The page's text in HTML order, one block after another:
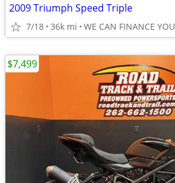
2009 Triumph Speed Triple
7/18 36k mi WE CAN FINANCE YOU
$7,499